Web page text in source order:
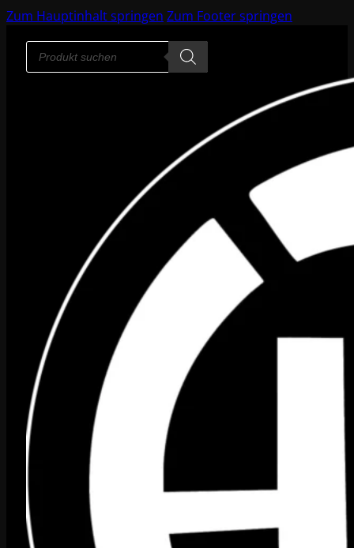
Zum Hauptinhalt springen Zum Footer springen
Products
search